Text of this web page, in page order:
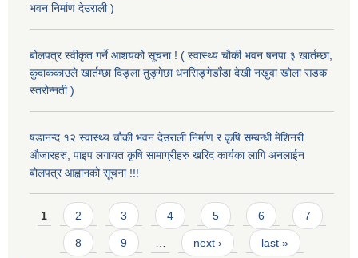
भवन निर्माण देउराली )
बोलपत्र स्वीकृत गर्ने आशयको सूचना ! ( स्वास्थ्य चौकी भवन षनपा ३ खार्तम्छा,
कुदाककाउले खार्तम्छा दिङ्ला तुङ्गेछा धनसिङ्गेडाँडा देखी नखुवा खोला सडक
स्तरोन्नती )
षडानन्द १२ स्वास्थ्य चौकी भवन देउराली निर्माण र कृषि सम्बन्धी मेशिनरी
औजारहरु, पाइप लगायत कृषि सामाग्रीहरु खरिद कार्यका लागि अनलाईन
बोलपत्र आह्वानको सूचना !!!
Pages
1 2 3 4 5 6 7
8 9 … next › last »